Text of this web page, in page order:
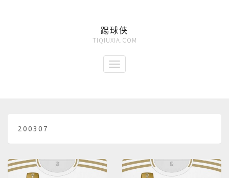
踢球侠
TIQIUXIA.COM
200307